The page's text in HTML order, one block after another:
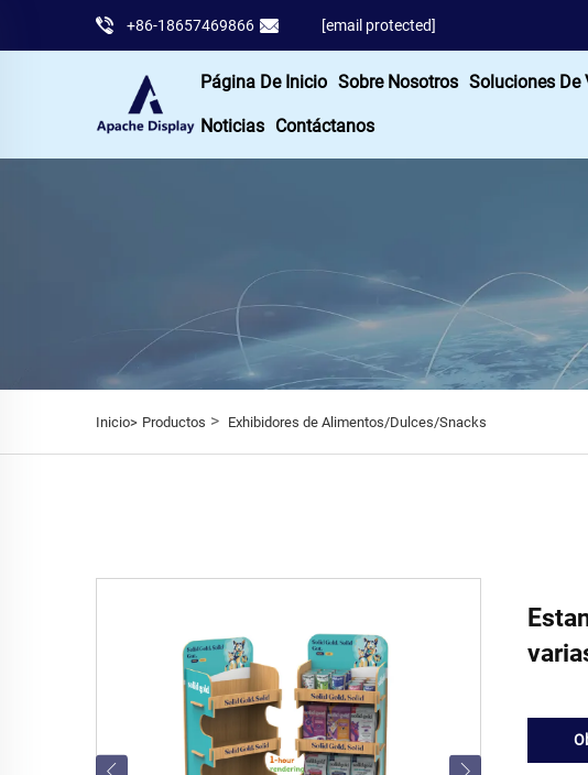
+86-18657469866 [email protected]
Página De Inicio Sobre Nosotros Soluciones De
Noticias Contáctanos
Inicio> Productos > Exhibidores de Alimentos/Dulces/Snacks